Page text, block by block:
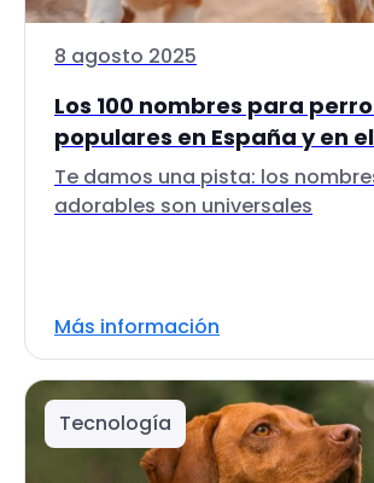
8 agosto 2025
Los 100 nombres para
populares en España y en
Te damos una pista: los
adorables son universales
Más información
Tecnología